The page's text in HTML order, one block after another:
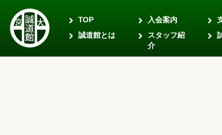
TOP
誠道館とは
入会案内
スタッフ紹
介